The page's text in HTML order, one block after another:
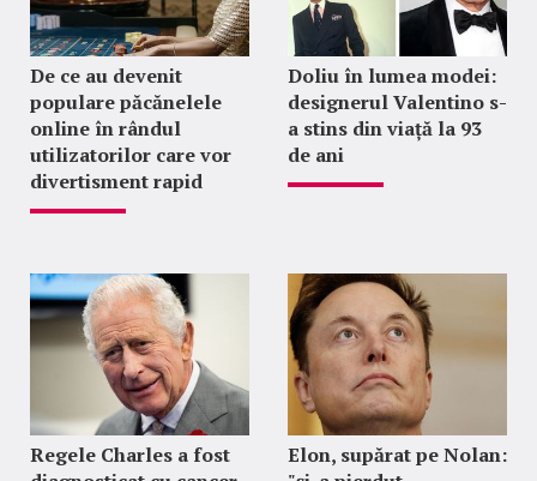
De ce au devenit
populare păcănelele
online în rândul
utilizatorilor care vor
divertisment rapid
Doliu în lumea modei:
designerul Valentino s-
a stins din viață la 93
de ani
Regele Charles a fost
Elon, supărat pe Nolan: